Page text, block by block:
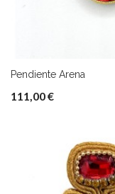
Pendiente Arena
111,00 €